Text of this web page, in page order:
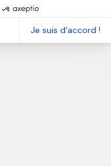
Je suis d'accord !